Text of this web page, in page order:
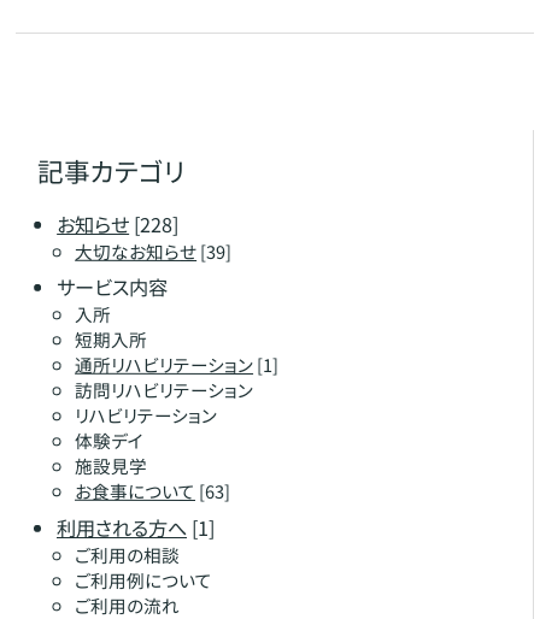
記事カテゴリ
お知らせ[228]
大切なお知らせ[39]
サービス内容
入所
短期入所
通所リハビリテーション[1]
訪問リハビリテーション
リハビリテーション
体験デイ
施設見学
お食事について [63]
利用される方へ[1]
ご利用の相談
ご利用例について
ご利用の流れ